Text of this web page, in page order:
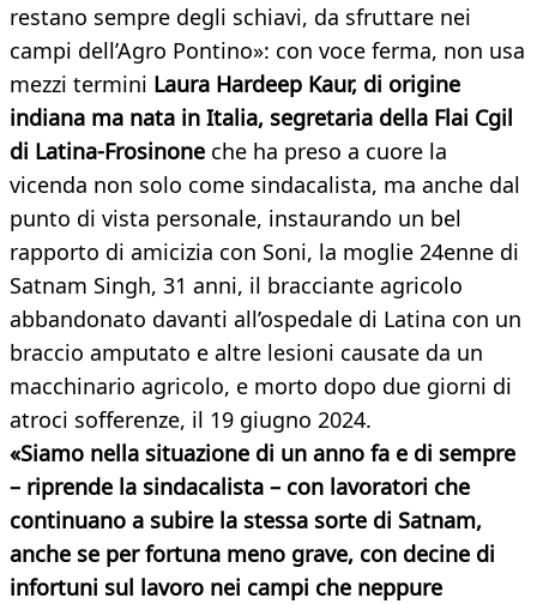
restano sempre degli schiavi, da sfruttare nei
campi dell’Agro Pontino»: con voce ferma, non usa
mezzi termini Laura Hardeep Kaur, di origine
indiana ma nata in Italia, segretaria della Flai Cgil
di Latina-Frosinone che ha preso a cuore la
vicenda non solo come sindacalista, ma anche dal
punto di vista personale, instaurando un bel
rapporto di amicizia con Soni, la moglie 24enne di
Satnam Singh, 31 anni, il bracciante agricolo
abbandonato davanti all’ospedale di Latina con un
braccio amputato e altre lesioni causate da un
macchinario agricolo, e morto dopo due giorni di
atroci sofferenze, il 19 giugno 2024.
«Siamo nella situazione di un anno fa e di sempre
– riprende la sindacalista – con lavoratori che
continuano a subire la stessa sorte di Satnam,
anche se per fortuna meno grave, con decine di
infortuni sul lavoro nei campi che neppure